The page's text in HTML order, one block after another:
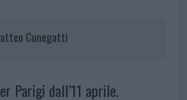
Cunegatti
Parigi dall’11 aprile.